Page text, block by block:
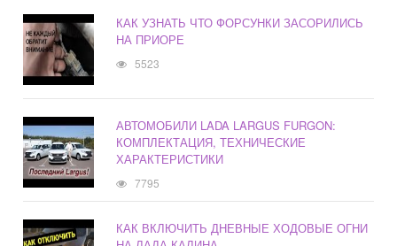
КАК УЗНАТЬ ЧТО ФОРСУНКИ ЗАСОРИЛИСЬ
НА ПРИОРЕ
5523
АВТОМОБИЛИ LADA LARGUS FURGON:
КОМПЛЕКТАЦИЯ, ТЕХНИЧЕСКИЕ
ХАРАКТЕРИСТИКИ
7795
КАК ВКЛЮЧИТЬ ДНЕВНЫЕ ХОДОВЫЕ ОГНИ